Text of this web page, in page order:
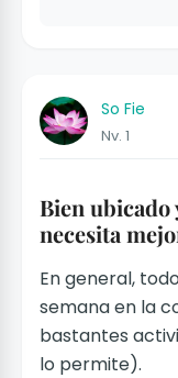
So Fie
Nv. 1
Bien ubicado
necesita
En general,
semana en la
bastantes
lo permite).